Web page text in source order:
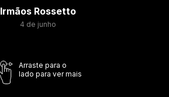
Irmãos Rossetto
4 de junho
Arraste para o
lado para ver mais